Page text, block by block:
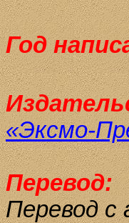
Год
«Эксмо-
Перевод:
Перевод с